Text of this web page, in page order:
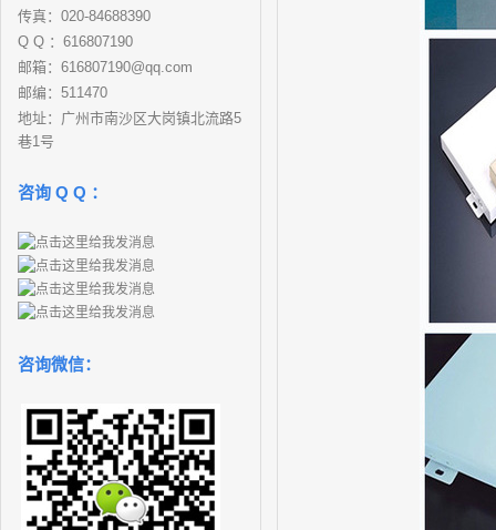
传真：020-84688390
Q Q ：616807190
邮箱：616807190@qq.com
邮编：511470
地址：广州市南沙区大岗镇北流路5
巷1号
咨询 Q Q ：
咨询微信：